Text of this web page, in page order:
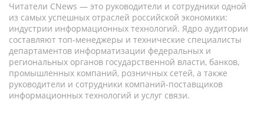
Читатели CNews — это руководители и сотрудники одной
из самых успешных отраслей российской экономики:
индустрии информационных технологий. Ядро аудитории
составляют топ-менеджеры и технические специалисты
департаментов информатизации федеральных и
региональных органов государственной власти, банков,
промышленных компаний, розничных сетей, а также
руководители и сотрудники компаний-поставщиков
информационных технологий и услуг связи.